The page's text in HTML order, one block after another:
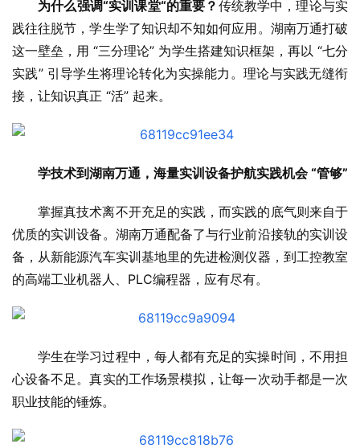
为什么强调“实训课堂“的重要？ 传统教学中，理论与实
践往往脱节，学生学了知识却不知如何应用。湖南万通打破
这一壁垒，用 “三分理论” 为学生搭建知识框架，再以 “七分
实践” 引导学生将理论转化为实操能力。理论与实践无缝衔
接，让知识真正 “活” 起来。
学技术到湖南万通， 海量实训设备护航实践机会 “管够”
掌握真技术离不开充足的实践，而实践的底气则来自于
优质的实训设备。湖南万通配备了与行业前沿接轨的实训设
备，从新能源汽车实训基地里的先进检测仪器，到工控教室
的高端工业机器人、PLC编程器，应有尽有。
学生在学习过程中，每人都有充足的实操时间，不用担
心设备不足。真实的工作场景模拟，让每一次动手都是一次
职业技能的锤炼。